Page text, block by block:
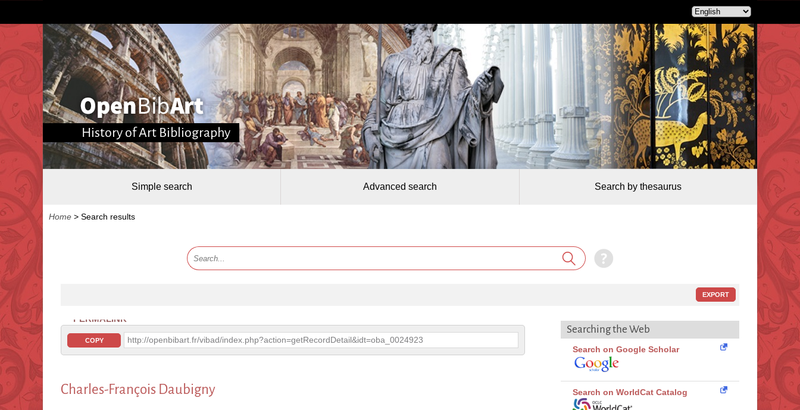
History of Art Bibliography
Simple search Advanced search Search by thesaurus
Home > Search results
EXPORT
PERMALINK
COPY http://openbibart.fr/vibad/index.php?action=getRecordDetail&idt=oba_0024923
Charles-François Daubigny
Searching the Web
Search on Google Scholar
Search on WorldCat Catalog